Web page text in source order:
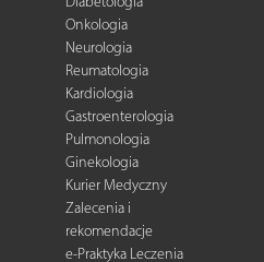
Onkologia
Neurologia
Reumatologia
Kardiologia
Gastroenterologia
Pulmonologia
Ginekologia
Kurier Medyczny
Zalecenia i
rekomendacje
e-Praktyka Leczenia